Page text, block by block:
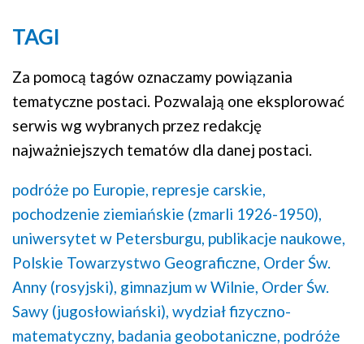
TAGI
Za pomocą tagów oznaczamy powiązania
tematyczne postaci. Pozwalają one eksplorować
serwis wg wybranych przez redakcję
najważniejszych tematów dla danej postaci.
podróże po Europie, represje carskie,
pochodzenie ziemiańskie (zmarli 1926-1950),
uniwersytet w Petersburgu, publikacje naukowe,
Polskie Towarzystwo Geograficzne, Order Św.
Anny (rosyjski), gimnazjum w Wilnie, Order Św.
Sawy (jugosłowiański), wydział fizyczno-
matematyczny, badania geobotaniczne, podróże